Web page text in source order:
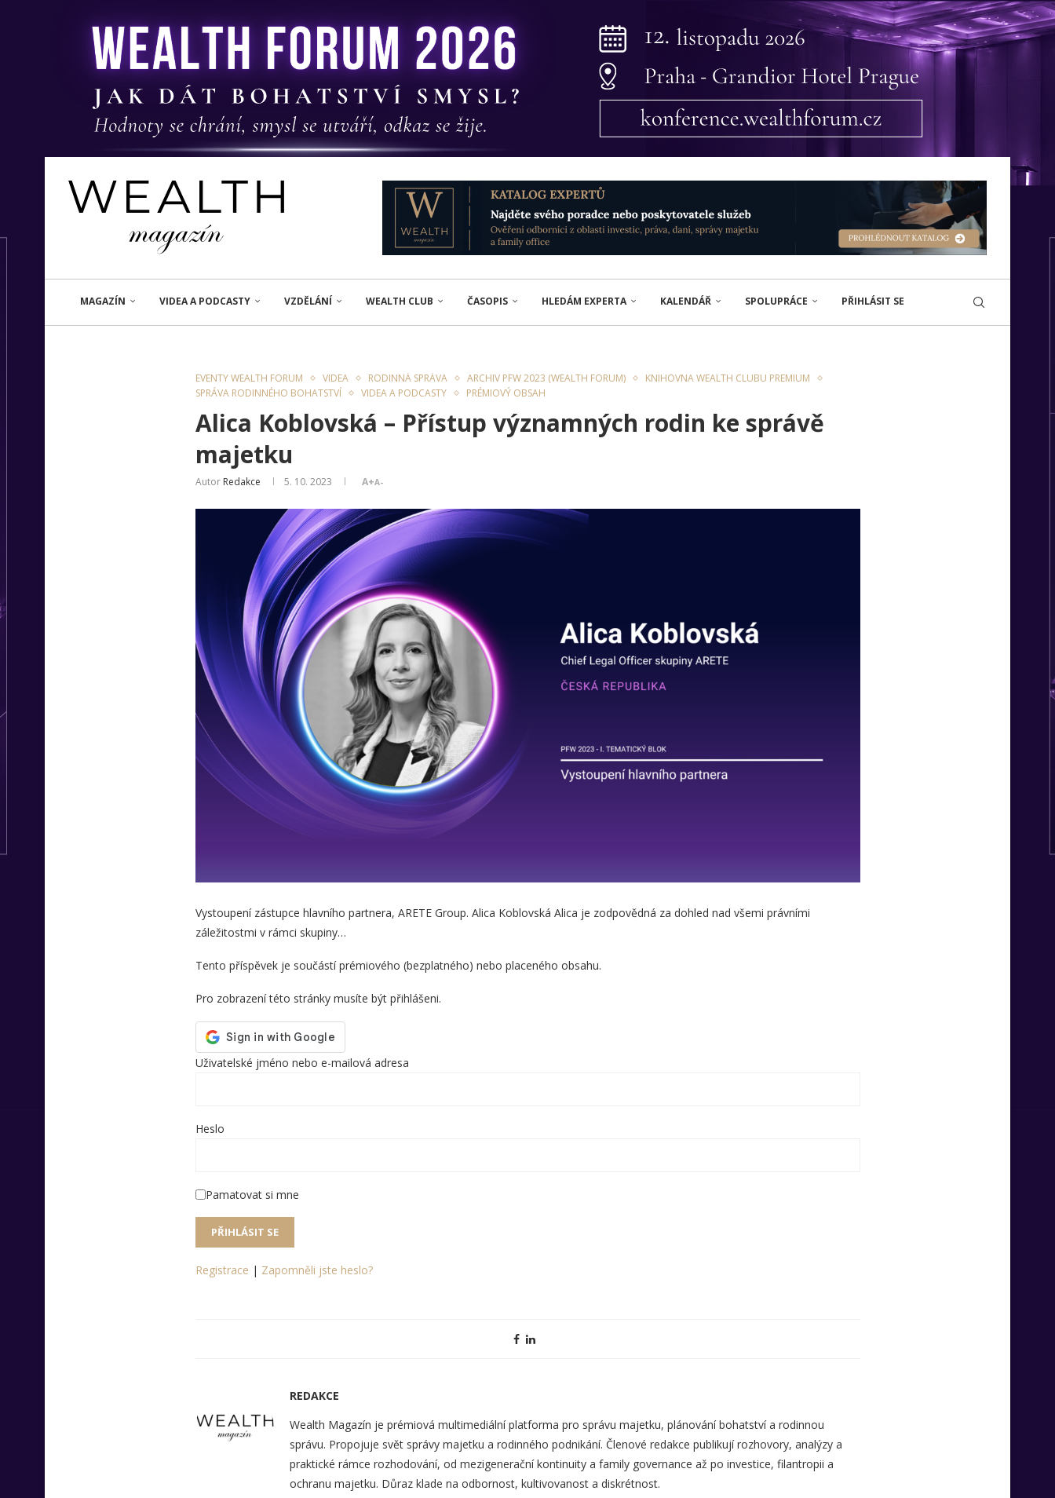
MAGAZÍN VIDEA A PODCASTY VZDĚLÁNÍ WEALTH CLUB ČASOPIS HLEDÁM EXPERTA KALENDÁŘ SPOLUPRÁCE PŘIHLÁSIT SE
EVENTY WEALTH FORUM VIDEA RODINNÁ SPRÁVA ARCHIV PFW 2023 (WEALTH FORUM)
KNIHOVNA WEALTH CLUBU PREMIUM
SPRÁVA RODINNÉHO BOHATSTVÍ
VIDEA A PODCASTY PRÉMIOVÝ OBSAH
Alica Koblovská – Přístup významných rodin ke správě
majetku
Autor Redakce 5. 10. 2023 A+A-
Vystoupení zástupce hlavního partnera, ARETE Group. Alica Koblovská Alica je zodpovědná za dohled nad všemi právními
záležitostmi v rámci skupiny…
Tento příspěvek je součástí prémiového (bezplatného) nebo placeného obsahu.
Pro zobrazení této stránky musíte být přihlášeni.
Uživatelské jméno nebo e-mailová adresa
Heslo
Pamatovat si mne
Registrace | Zapomněli jste heslo?
REDAKCE
Wealth Magazín je prémiová multimediální platforma pro správu majetku, plánování bohatství a rodinnou
správu. Propojuje svět správy majetku a rodinného podnikání. Členové redakce publikují rozhovory, analýzy a
praktické rámce rozhodování, od mezigenerační kontinuity a family governance až po investice, filantropii a
ochranu majetku. Důraz klade na odbornost, kultivovanost a diskrétnost.